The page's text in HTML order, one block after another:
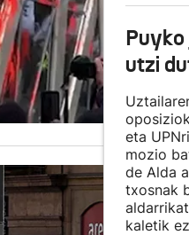
utzi
eta
mozio
de Alda
txosnak
kaletik